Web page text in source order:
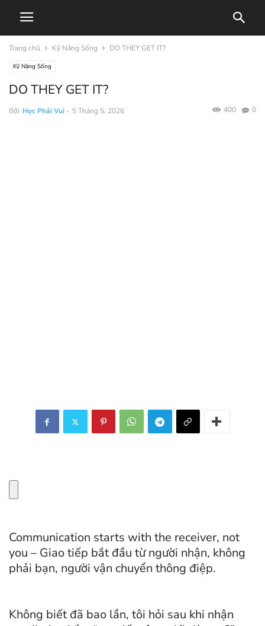
Trang chủ Kỹ Năng Sống DO THEY GET IT?
Kỹ Năng Sống
DO THEY GET IT?
Bởi Học Phải Vui - 5 Tháng 5, 2026 0
400
Communication starts with the receiver, not
you – Giao tiếp bắt đầu từ người nhận, không
phải bạn, người vận chuyển thông điệp.
Không biết đã bao lần, tôi hỏi sau khi nhận